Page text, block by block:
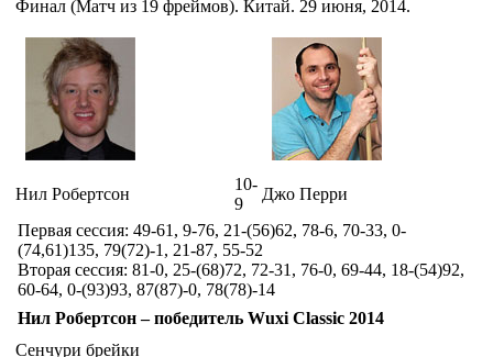
Финал (Матч из 19 фреймов). Китай. 29 июня, 2014.
Нил Робертсон
10-
9
Джо Перри
Первая сессия: 49-61, 9-76, 21-(56)62, 78-6, 70-33, 0-
(74,61)135, 79(72)-1, 21-87, 55-52
Вторая сессия: 81-0, 25-(68)72, 72-31, 76-0, 69-44, 18-(54)92,
60-64, 0-(93)93, 87(87)-0, 78(78)-14
Нил Робертсон – победитель Wuxi Classic 2014
Сенчури брейки